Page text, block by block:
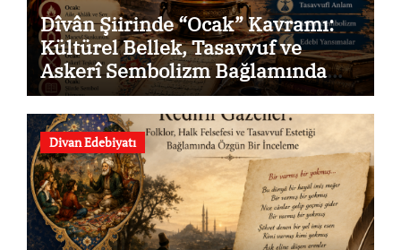
Dîvân Şiirinde “Ocak” Kavramı:
Kültürel Bellek, Tasavvuf ve
Askerî Sembolizm Bağlamında
Özgün Bir İnceleme
Divan Edebiyatı